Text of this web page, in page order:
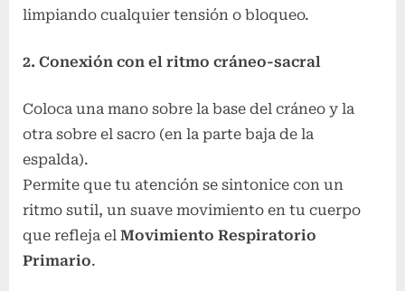
limpiando cualquier tensión o bloqueo.
2. Conexión con el ritmo cráneo-sacral
Coloca una mano sobre la base del cráneo y la
otra sobre el sacro (en la parte baja de la
espalda).
Permite que tu atención se sintonice con un
ritmo sutil, un suave movimiento en tu cuerpo
que refleja el Movimiento Respiratorio
Primario.